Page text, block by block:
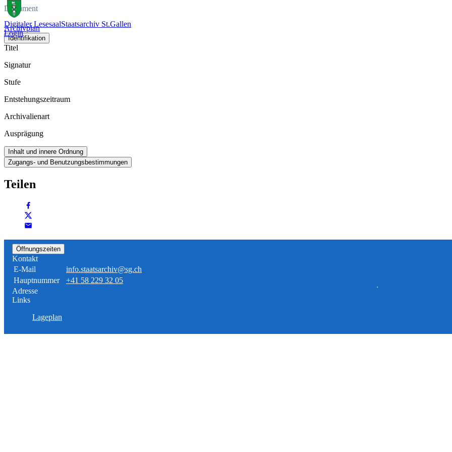
Digitaler LesesaalStaatsarchiv St.Gallen
Login
Dokument
Archivplan
Identifikation
Titel
Signatur
Stufe
Entstehungszeitraum
Archivalienart
Ausprägung
Inhalt und innere Ordnung
Zugangs- und Benutzungsbestimmungen
Teilen
Öffnungszeiten
Kontakt
E-Mail
info.staatsarchiv@sg.ch
Hauptnummer
+41 58 229 32 05
Adresse
Links
Lageplan